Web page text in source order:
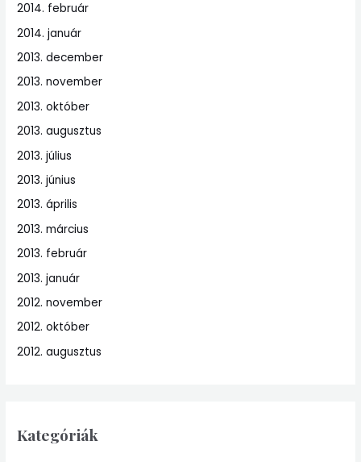
2014. február
2014. január
2013. december
2013. november
2013. október
2013. augusztus
2013. július
2013. június
2013. április
2013. március
2013. február
2013. január
2012. november
2012. október
2012. augusztus
Kategóriák